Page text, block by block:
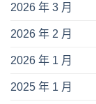
2026 年 3 月
2026 年 2 月
2026 年 1 月
2025 年 1 月